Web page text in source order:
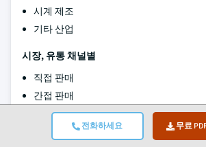
전화하세요 무료
시계 제조
기타 산업
시장, 유통 채널별
직접 판매
간접 판매
위의 정보는 다음 지역에 대해 제공됩니다.
북아메리카